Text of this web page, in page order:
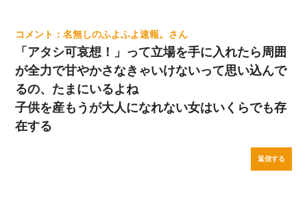
名無しのふよふよ速報。
「アタシ可哀想！」って立場を手に入れたら周囲
が全力で甘やかさなきゃいけないって思い込んで
るの、たまにいるよね
子供を産もうが大人になれない女はいくらでも存
在する
返信する